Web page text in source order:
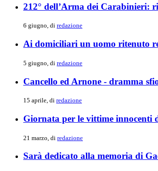
212° dell’Arma dei Carabinieri:
6 giugno, di redazione
Ai domiciliari un uomo ritenuto
5 giugno, di redazione
Cancello ed Arnone - dramma
15 aprile, di redazione
Giornata per le vittime innocenti
21 marzo, di redazione
Sarà dedicato alla memoria di